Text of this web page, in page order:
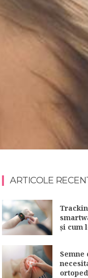
ARTICOLE
și cum
Semne